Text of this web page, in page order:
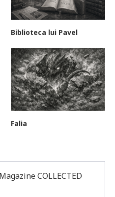
Biblioteca lui Pavel
Falia